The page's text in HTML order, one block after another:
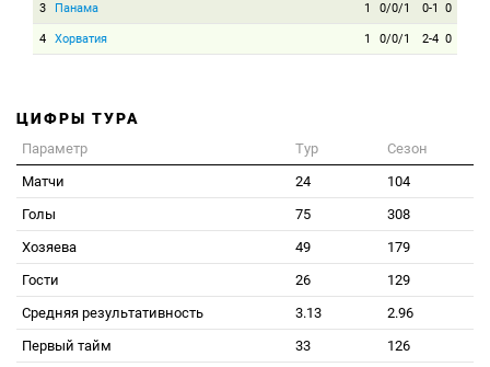
3 Панама 1 0/0/1 0-1 0
4 Хорватия 1 0/0/1 2-4 0
ЦИФРЫ ТУРА
Параметр Тур
Сезон
Матчи
24
104
Голы
75
308
Хозяева
49
179
Гости
26
129
Средняя результативность
3.13
2.96
Первый тайм
33
126